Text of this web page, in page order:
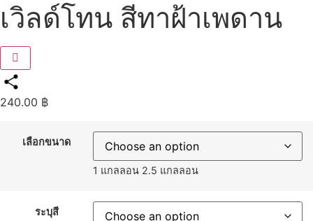
เวิลด์โทน สีทาฝ้าเพดาน
Share
240.00 ฿
เลือกขนาด
1 แกลลอน 2.5 แกลลอน
ระบุสี